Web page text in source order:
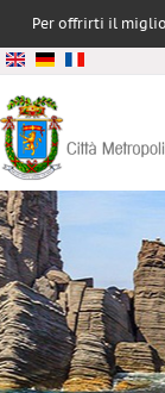
Per offrirti il